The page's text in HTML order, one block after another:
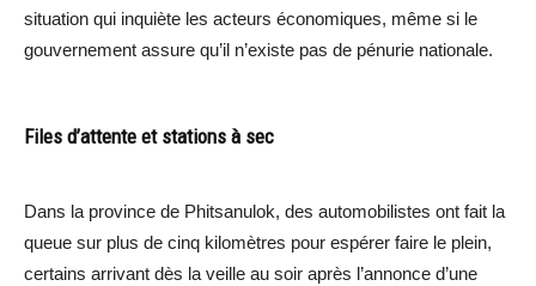
situation qui inquiète les acteurs économiques, même si le
gouvernement assure qu’il n’existe pas de pénurie nationale.
Files d’attente et stations à sec
Dans la province de Phitsanulok, des automobilistes ont fait la
queue sur plus de cinq kilomètres pour espérer faire le plein,
certains arrivant dès la veille au soir après l’annonce d’une